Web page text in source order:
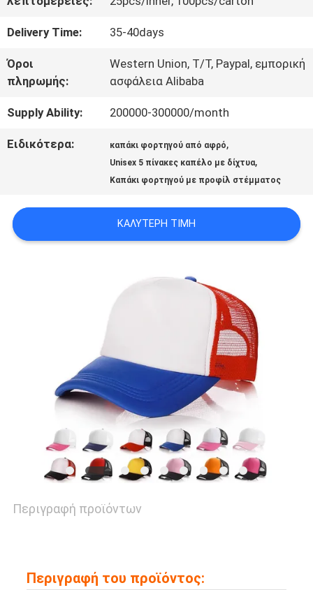
ΣΕ
ΕΠΑΦΉ
ΜΕ
ΕΙΔΉΣΕΙΣ
ΠΕΡΙΠΤΏΣΕΙΣ
SITEMAP
Delivery Time: 35-40days
Όροι
πληρωμής:
Western Union, T/T, Paypal, εμπορική
ασφάλεια Alibaba
Supply Ability: 200000-300000/month
Ειδικότερα: καπάκι φορτηγού από αφρό,
Unisex 5 πίνακες καπέλο με δίχτυα,
Καπάκι φορτηγού με προφίλ στέμματος
ΚΑΛΎΤΕΡΗ ΤΙΜΉ
Περιγραφή προϊόντων
Περιγραφή του προϊόντος: